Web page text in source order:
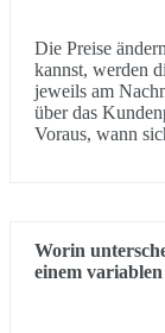
Die Preise
kannst, werden
jeweils am
über das
Voraus, wann
Worin
einem